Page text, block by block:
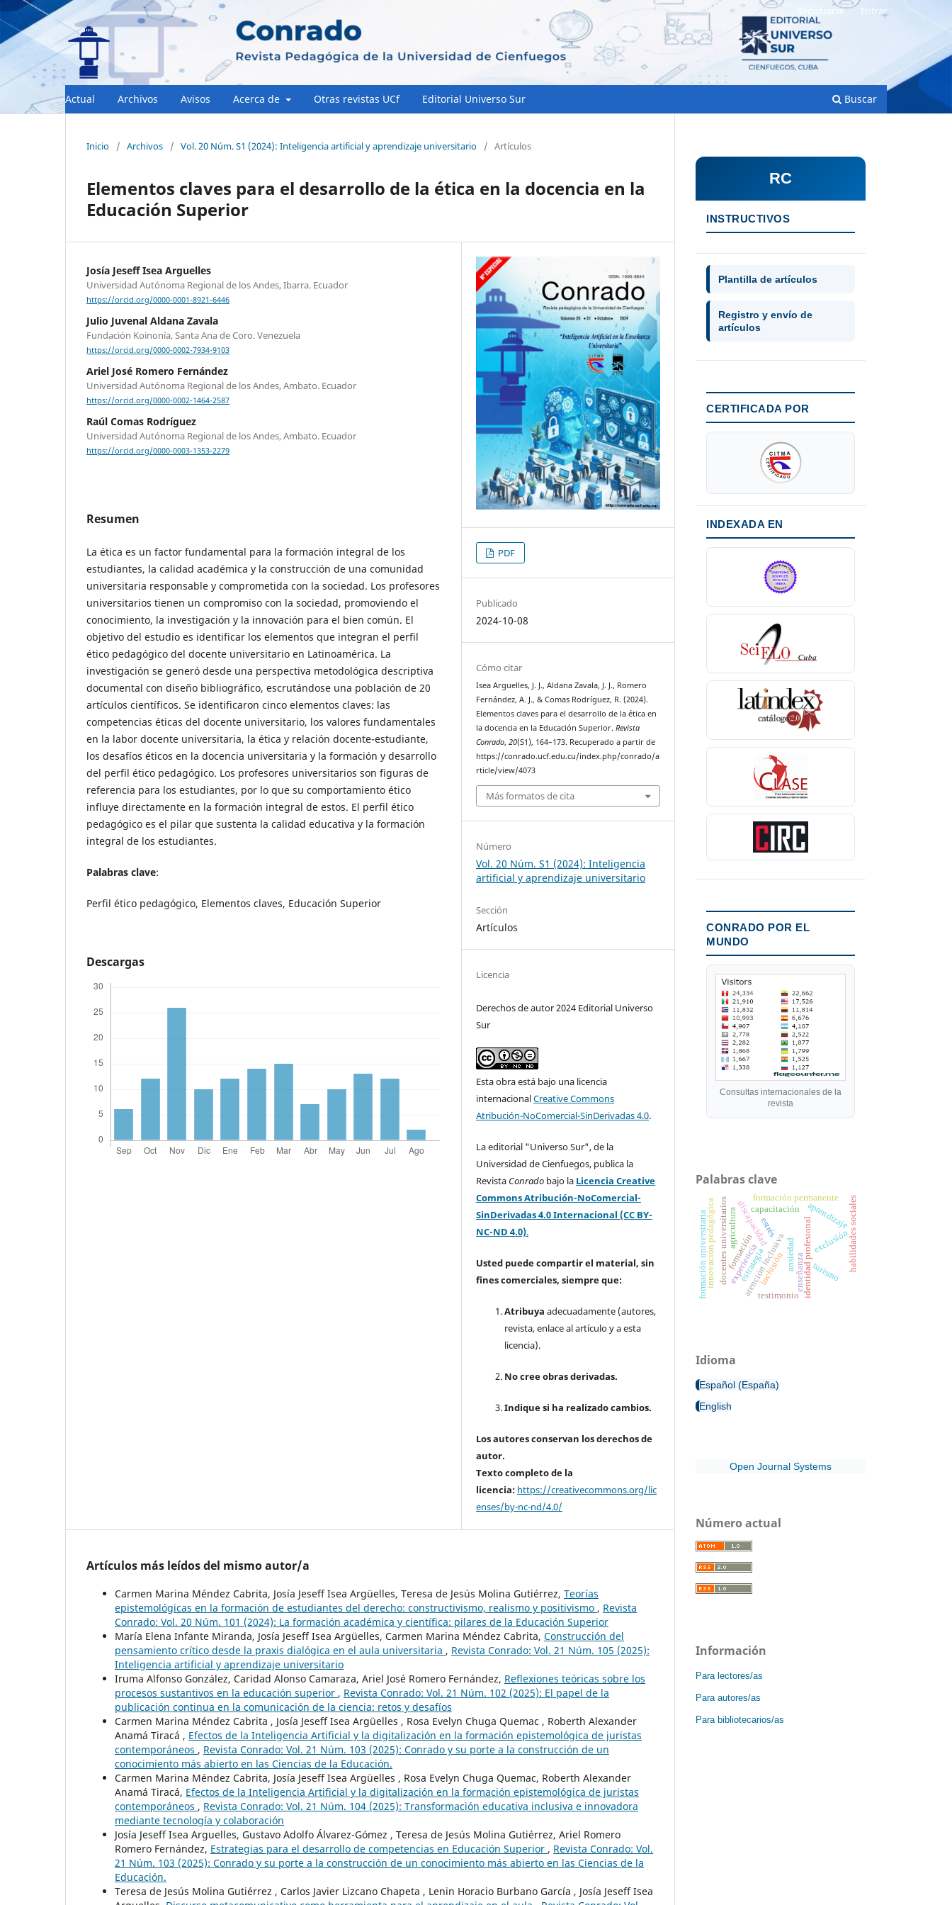
Actual Archivos Avisos Acerca de Otras revistas UCf Editorial Universo Sur Buscar
Registrarse Entrar
Inicio / Archivos / Vol. 20 Núm. S1 (2024): Inteligencia artificial y aprendizaje universitario / Artículos
Elementos claves para el desarrollo de la ética en la docencia en la
Educación Superior
Josía Jeseff Isea Arguelles
Universidad Autónoma Regional de los Andes, Ibarra. Ecuador
https://orcid.org/0000-0001-8921-6446
Julio Juvenal Aldana Zavala
Fundación Koinonía, Santa Ana de Coro. Venezuela
https://orcid.org/0000-0002-7934-9103
Ariel José Romero Fernández
Universidad Autónoma Regional de los Andes, Ambato. Ecuador
https://orcid.org/0000-0002-1464-2587
Raúl Comas Rodríguez
Universidad Autónoma Regional de los Andes, Ambato. Ecuador
https://orcid.org/0000-0003-1353-2279
Resumen
La ética es un factor fundamental para la formación integral de los
estudiantes, la calidad académica y la construcción de una comunidad
universitaria responsable y comprometida con la sociedad. Los profesores
universitarios tienen un compromiso con la sociedad, promoviendo el
conocimiento, la investigación y la innovación para el bien común. El
objetivo del estudio es identificar los elementos que integran el perfil
ético pedagógico del docente universitario en Latinoamérica. La
investigación se generó desde una perspectiva metodológica descriptiva
documental con diseño bibliográfico, escrutándose una población de 20
artículos científicos. Se identificaron cinco elementos claves: las
competencias éticas del docente universitario, los valores fundamentales
en la labor docente universitaria, la ética y relación docente-estudiante,
los desafíos éticos en la docencia universitaria y la formación y desarrollo
del perfil ético pedagógico. Los profesores universitarios son figuras de
referencia para los estudiantes, por lo que su comportamiento ético
influye directamente en la formación integral de estos. El perfil ético
pedagógico es el pilar que sustenta la calidad educativa y la formación
integral de los estudiantes.
Palabras clave:
Perfil ético pedagógico, Elementos claves, Educación Superior
Descargas
PDF
Publicado
2024-10-08
Cómo citar
Isea Arguelles, J. J., Aldana Zavala, J. J., Romero
Fernández, A. J., & Comas Rodríguez, R. (2024).
Elementos claves para el desarrollo de la ética en
la docencia en la Educación Superior.Revista
Conrado,20(S1), 164–173. Recuperado a partir de
https://conrado.ucf.edu.cu/index.php/conrado/a
rticle/view/4073
Más formatos de cita
Número
Vol. 20 Núm. S1 (2024): Inteligencia
artificial y aprendizaje universitario
Sección
Artículos
Licencia
Derechos de autor 2024 Editorial Universo
Sur
Esta obra está bajo una licencia
internacionalCreative Commons
Atribución-NoComercial-SinDerivadas 4.0.
La editorial "Universo Sur", de la
Universidad de Cienfuegos, publica la
Revista Conrado bajo la Licencia Creative
Commons Atribución-NoComercial-
SinDerivadas 4.0 Internacional (CC BY-
NC-ND 4.0).
Usted puede compartir el material, sin
fines comerciales, siempre que:
Atribuya adecuadamente (autores,
revista, enlace al artículo y a esta
licencia).
No cree obras derivadas.
Indique si ha realizado cambios.
Los autores conservan los derechos de
autor.
Texto completo de la
licencia: https://creativecommons.org/lic
enses/by-nc-nd/4.0/
Artículos más leídos del mismo autor/a
Carmen Marina Méndez Cabrita, Josía Jeseff Isea Argüelles, Teresa de Jesús Molina Gutiérrez, Teorías
epistemológicas en la formación de estudiantes del derecho: constructivismo, realismo y positivismo , Revista
Conrado: Vol. 20 Núm. 101 (2024): La formación académica y científica: pilares de la Educación Superior
María Elena Infante Miranda, Josía Jeseff Isea Argüelles, Carmen Marina Méndez Cabrita, Construcción del
pensamiento crítico desde la praxis dialógica en el aula universitaria , Revista Conrado: Vol. 21 Núm. 105 (2025):
Inteligencia artificial y aprendizaje universitario
Iruma Alfonso González, Caridad Alonso Camaraza, Ariel José Romero Fernández, Reflexiones teóricas sobre los
procesos sustantivos en la educación superior , Revista Conrado: Vol. 21 Núm. 102 (2025): El papel de la
publicación continua en la comunicación de la ciencia: retos y desafíos
Carmen Marina Méndez Cabrita , Josía Jeseff Isea Argüelles , Rosa Evelyn Chuga Quemac , Roberth Alexander
Anamá Tiracá , Efectos de la Inteligencia Artificial y la digitalización en la formación epistemológica de juristas
contemporáneos , Revista Conrado: Vol. 21 Núm. 103 (2025): Conrado y su porte a la construcción de un
conocimiento más abierto en las Ciencias de la Educación.
Carmen Marina Méndez Cabrita, Josía Jeseff Isea Argüelles , Rosa Evelyn Chuga Quemac, Roberth Alexander
Anamá Tiracá, Efectos de la Inteligencia Artificial y la digitalización en la formación epistemológica de juristas
contemporáneos , Revista Conrado: Vol. 21 Núm. 104 (2025): Transformación educativa inclusiva e innovadora
mediante tecnología y colaboración
Josía Jeseff Isea Arguelles, Gustavo Adolfo Álvarez-Gómez , Teresa de Jesús Molina Gutiérrez, Ariel Romero
Romero Fernández, Estrategias para el desarrollo de competencias en Educación Superior , Revista Conrado: Vol.
21 Núm. 103 (2025): Conrado y su porte a la construcción de un conocimiento más abierto en las Ciencias de la
Educación.
Teresa de Jesús Molina Gutiérrez , Carlos Javier Lizcano Chapeta , Lenin Horacio Burbano García , Josía Jeseff Isea
RC
INSTRUCTIVOS
Plantilla de artículos
Registro y envío de
artículos
CERTIFICADA POR
INDEXADA EN
CONRADO POR EL
MUNDO
Consultas internacionales de la
revista
Palabras clave
formaciónatención inclusiva identidad profesional
enseñanza
aprendizaje
inclusión
exclusión
discapacidad
capacitación
estrés
ansiedad
docentes universitarios formación permanente
agricultura
turismo habilidades sociales
innovación pedagógica
formación universitaria estrategia
experiencia
testimonio
Idioma
Español (España)
English
Open Journal Systems
Número actual
Información
Para lectores/as
Para autores/as
Para bibliotecarios/as